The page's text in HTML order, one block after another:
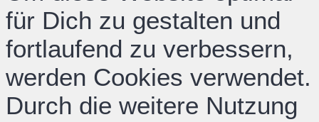
für Dich zu gestalten und
fortlaufend zu verbessern,
werden Cookies verwendet.
Durch die weitere Nutzung